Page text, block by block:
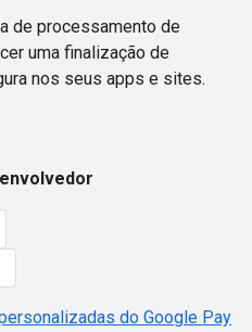
de processamento de
uma finalização de
nos seus apps e sites.
do Google Pay